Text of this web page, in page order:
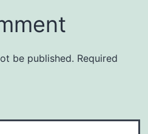
be published. Required